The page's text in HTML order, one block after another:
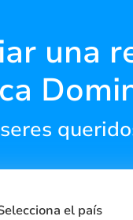
una
el país